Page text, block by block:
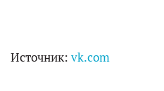
Источник: vk.com